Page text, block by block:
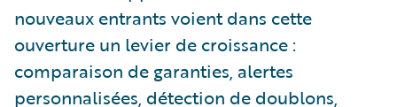
nouveaux entrants voient dans cette
ouverture un levier de croissance :
comparaison de garanties, alertes
personnalisées, détection de doublons,